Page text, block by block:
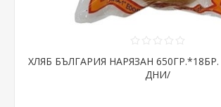
ХЛЯБ БЪЛГАРИЯ НАРЯЗАН
ДНИ/